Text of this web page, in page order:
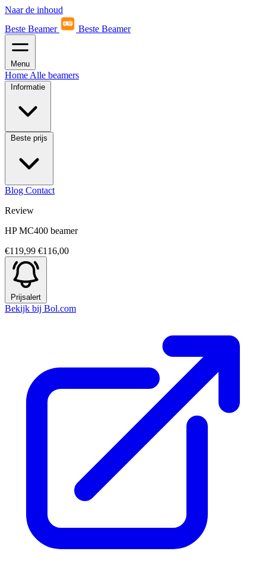
Naar de inhoud
Beste Beamer
Beste Beamer
Menu
Home Alle beamers
Informatie
Beste prijs
Blog Contact
Review
HP MC400 beamer
€119,99 €116,00
Prijsalert
Bekijk bij Bol.com